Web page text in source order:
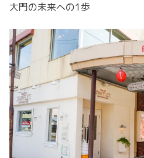
大門の未来への1歩